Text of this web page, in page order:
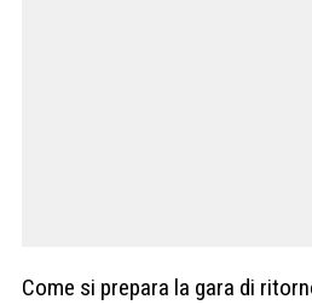
Come si prepara la gara di